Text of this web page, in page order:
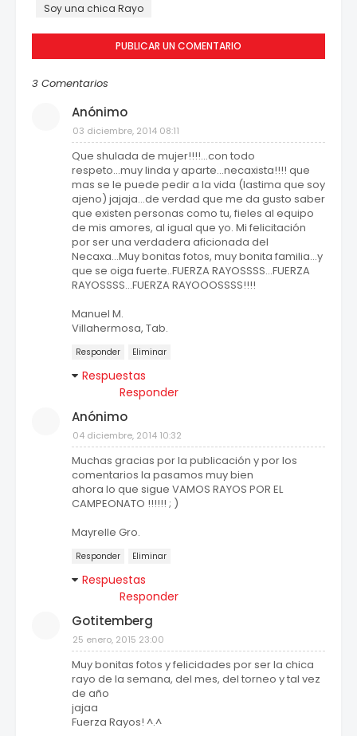
Soy una chica Rayo
PUBLICAR UN COMENTARIO
3 Comentarios
Anónimo
03 diciembre, 2014 08:11
Que shulada de mujer!!!!...con todo
respeto...muy linda y aparte...necaxista!!!! que
mas se le puede pedir a la vida (lastima que soy
ajeno) jajaja...de verdad que me da gusto saber
que existen personas como tu, fieles al equipo
de mis amores, al igual que yo. Mi felicitación
por ser una verdadera aficionada del
Necaxa...Muy bonitas fotos, muy bonita familia...y
que se oiga fuerte..FUERZA RAYOSSSS...FUERZA
RAYOSSSS...FUERZA RAYOOOSSSS!!!!
Manuel M.
Villahermosa, Tab.
Responder Eliminar
Respuestas
Responder
Anónimo
04 diciembre, 2014 10:32
Muchas gracias por la publicación y por los
comentarios la pasamos muy bien
ahora lo que sigue VAMOS RAYOS POR EL
CAMPEONATO !!!!!! ; )
Mayrelle Gro.
Responder Eliminar
Respuestas
Responder
Gotitemberg
25 enero, 2015 23:00
Muy bonitas fotos y felicidades por ser la chica
rayo de la semana, del mes, del torneo y tal vez
de año
jajaa
Fuerza Rayos! ^.^